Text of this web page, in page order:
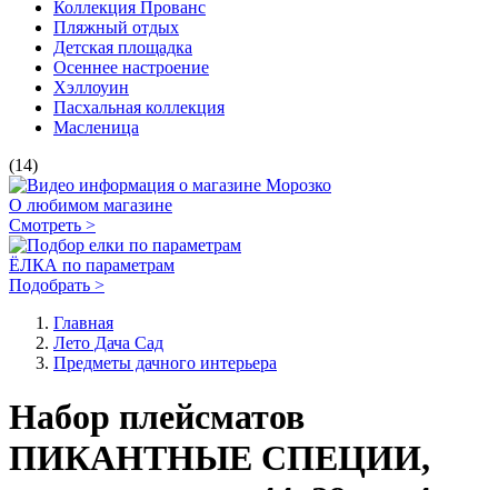
Коллекция Прованс
Пляжный отдых
Детская площадка
Осеннее настроение
Хэллоуин
Пасхальная коллекция
Масленица
(14)
О любимом магазине
Смотреть >
ЁЛКА по параметрам
Подобрать >
Главная
Лето Дача Сад
Предметы дачного интерьера
Набор плейсматов
ПИКАНТНЫЕ СПЕЦИИ,